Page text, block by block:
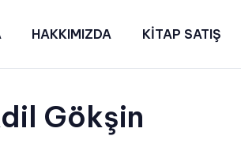
HAKKIMIZDA KİTAP SATIŞ
Gökşin